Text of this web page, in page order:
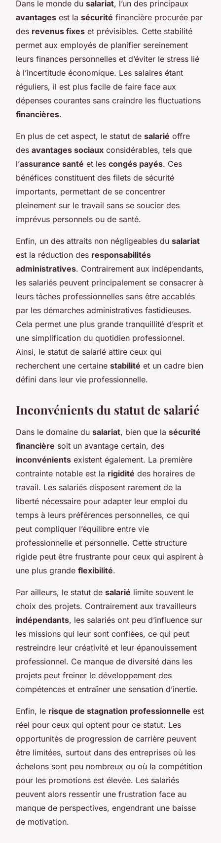
Dans le monde du salariat, l’un des principaux
avantages est la sécurité financière procurée par
des revenus fixes et prévisibles. Cette stabilité
permet aux employés de planifier sereinement
leurs finances personnelles et d’éviter le stress lié
à l’incertitude économique. Les salaires étant
réguliers, il est plus facile de faire face aux
dépenses courantes sans craindre les fluctuations
financières.
En plus de cet aspect, le statut de salarié offre
des avantages sociaux considérables, tels que
l’assurance santé et les congés payés. Ces
bénéfices constituent des filets de sécurité
importants, permettant de se concentrer
pleinement sur le travail sans se soucier des
imprévus personnels ou de santé.
Enfin, un des attraits non négligeables du salariat
est la réduction des responsabilités
administratives. Contrairement aux indépendants,
les salariés peuvent principalement se consacrer à
leurs tâches professionnelles sans être accablés
par les démarches administratives fastidieuses.
Cela permet une plus grande tranquillité d’esprit et
une simplification du quotidien professionnel.
Ainsi, le statut de salarié attire ceux qui
recherchent une certaine stabilité et un cadre bien
défini dans leur vie professionnelle.
Inconvénients du statut de salarié
Dans le domaine du salariat, bien que la sécurité
financière soit un avantage certain, des
inconvénients existent également. La première
contrainte notable est la rigidité des horaires de
travail. Les salariés disposent rarement de la
liberté nécessaire pour adapter leur emploi du
temps à leurs préférences personnelles, ce qui
peut compliquer l’équilibre entre vie
professionnelle et personnelle. Cette structure
rigide peut être frustrante pour ceux qui aspirent à
une plus grande flexibilité.
Par ailleurs, le statut de salarié limite souvent le
choix des projets. Contrairement aux travailleurs
indépendants, les salariés ont peu d’influence sur
les missions qui leur sont confiées, ce qui peut
restreindre leur créativité et leur épanouissement
professionnel. Ce manque de diversité dans les
projets peut freiner le développement des
compétences et entraîner une sensation d’inertie.
Enfin, le risque de stagnation professionnelle est
réel pour ceux qui optent pour ce statut. Les
opportunités de progression de carrière peuvent
être limitées, surtout dans des entreprises où les
échelons sont peu nombreux ou où la compétition
pour les promotions est élevée. Les salariés
peuvent alors ressentir une frustration face au
manque de perspectives, engendrant une baisse
de motivation.